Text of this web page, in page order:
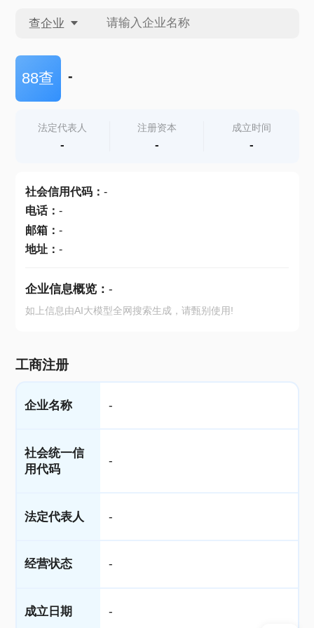
查企业
查企业
查产地
88查 -
法定代表人
-
注册资本
-
成立时间
-
社会信用代码： -
电话： -
邮箱： -
地址： -
企业信息概览： -
如上信息由AI大模型全网搜索生成，请甄别使用!
工商注册
企业名称 -
社会统一信
用代码
-
法定代表人 -
经营状态 -
成立日期 -